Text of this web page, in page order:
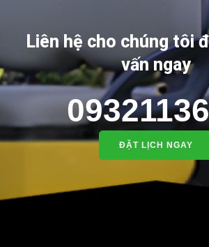
Liên hệ cho chúng tôi
vấn ngay
ĐẶT LỊCH NGAY